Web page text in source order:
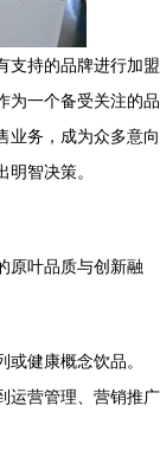
支持的品牌进行加盟
为一个备受关注的品
业务，成为众多意向
智决策。
原叶品质与创新融
健康概念饮品。
运营管理、营销推广